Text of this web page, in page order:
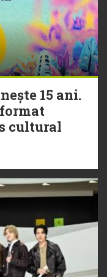
15 ani.
cultural